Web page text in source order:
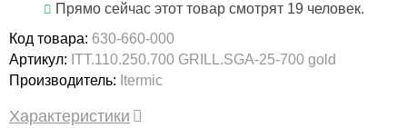
Прямо сейчас этот товар смотрят 19 человек.
Код товара: 630-660-000
Артикул: ITT.110.250.700 GRILL.SGA-25-700 gold
Производитель: Itermic
Характеристики